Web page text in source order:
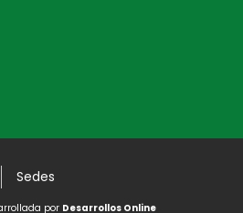
Sedes
por Desarrollos Online